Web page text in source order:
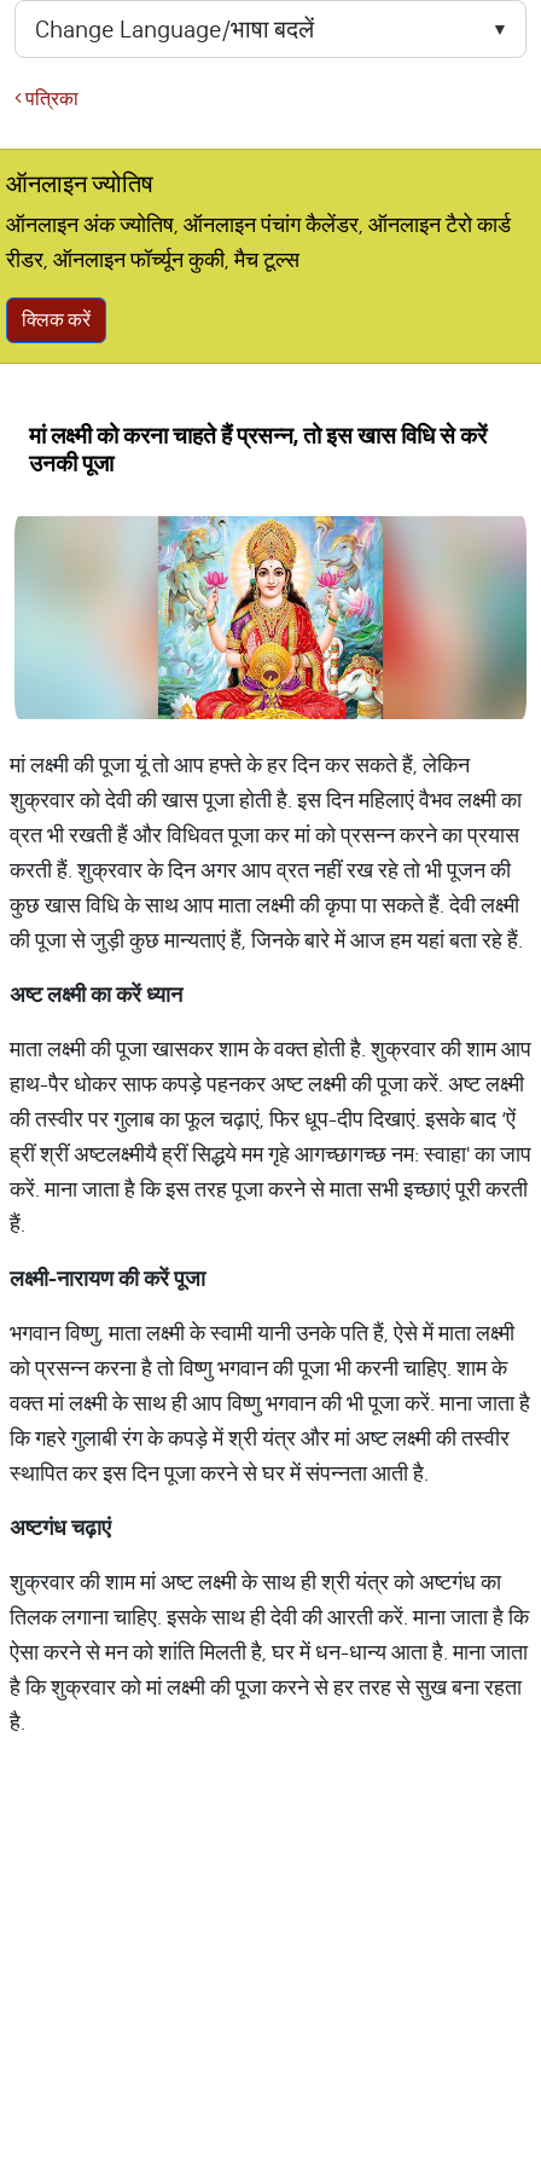
पत्रिका
ऑनलाइन ज्योतिष
ऑनलाइन अंक ज्योतिष, ऑनलाइन पंचांग कैलेंडर, ऑनलाइन टैरो कार्ड
रीडर, ऑनलाइन फॉर्च्यून कुकी, मैच टूल्स
क्लिक करें
मां लक्ष्मी को करना चाहते हैं प्रसन्न, तो इस खास विधि से करें
उनकी पूजा
मां लक्ष्मी की पूजा यूं तो आप हफ्ते के हर दिन कर सकते हैं, लेकिन
शुक्रवार को देवी की खास पूजा होती है. इस दिन महिलाएं वैभव लक्ष्मी का
व्रत भी रखती हैं और विधिवत पूजा कर मां को प्रसन्न करने का प्रयास
करती हैं. शुक्रवार के दिन अगर आप व्रत नहीं रख रहे तो भी पूजन की
कुछ खास विधि के साथ आप माता लक्ष्मी की कृपा पा सकते हैं. देवी लक्ष्मी
की पूजा से जुड़ी कुछ मान्यताएं हैं, जिनके बारे में आज हम यहां बता रहे हैं.
अष्टलक्ष्मीकाकरेंध्यान
माता लक्ष्मी की पूजा खासकर शाम के वक्त होती है. शुक्रवार की शाम आप
हाथ-पैर धोकर साफ कपड़े पहनकर अष्ट लक्ष्मी की पूजा करें. अष्ट लक्ष्मी
की तस्वीर पर गुलाब का फूल चढ़ाएं, फिर धूप-दीप दिखाएं. इसके बाद ‘ऐं
ह्रीं श्रीं अष्टलक्ष्मीयै ह्रीं सिद्धये मम गृहे आगच्छागच्छ नम: स्वाहा' का जाप
करें. माना जाता है कि इस तरह पूजा करने से माता सभी इच्छाएं पूरी करती
हैं.
लक्ष्मी-नारायणकीकरेंपूजा
भगवान विष्णु, माता लक्ष्मी के स्वामी यानी उनके पति हैं, ऐसे में माता लक्ष्मी
को प्रसन्न करना है तो विष्णु भगवान की पूजा भी करनी चाहिए. शाम के
वक्त मां लक्ष्मी के साथ ही आप विष्णु भगवान की भी पूजा करें. माना जाता है
कि गहरे गुलाबी रंग के कपड़े में श्री यंत्र और मां अष्ट लक्ष्मी की तस्वीर
स्थापित कर इस दिन पूजा करने से घर में संपन्नता आती है.
अष्टगंधचढ़ाएं
शुक्रवार की शाम मां अष्ट लक्ष्मी के साथ ही श्री यंत्र को अष्टगंध का
तिलक लगाना चाहिए. इसके साथ ही देवी की आरती करें. माना जाता है कि
ऐसा करने से मन को शांति मिलती है, घर में धन-धान्य आता है. माना जाता
है कि शुक्रवार को मां लक्ष्मी की पूजा करने से हर तरह से सुख बना रहता
है.